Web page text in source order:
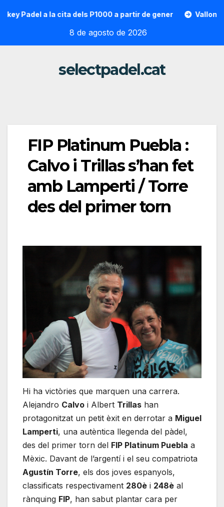
a la cita dels P1000 a partir de gener Vallon Hoarau
8 de agosto de 2026
selectpadel.cat
FIP Platinum Puebla :
Calvo i Trillas s’han fet
amb Lamperti / Torre
des del primer torn
Hi ha victòries que marquen una carrera.
Alejandro Calvo i Albert Trillas han
protagonitzat un petit èxit en derrotar a Miguel
Lamperti, una autèntica llegenda del pàdel,
des del primer torn del FIP Platinum Puebla a
Mèxic. Davant de l’argentí i el seu compatriota
Agustín Torre, els dos joves espanyols,
classificats respectivament 280è i 248è al
rànquing FIP, han sabut plantar cara per